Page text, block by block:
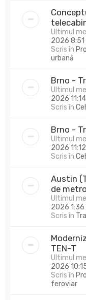
Ultimul
2026 8:51
Scris în
urbană
Brno -
Ultimul
2026
Scris în
Brno -
Ultimul
2026
Scris în
Austin
de
Ultimul
2026 1:36
Scris în
TEN-T
Ultimul
2026
Scris în
feroviar